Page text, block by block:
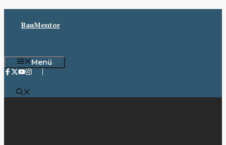
InhaltBauMentor
Menü